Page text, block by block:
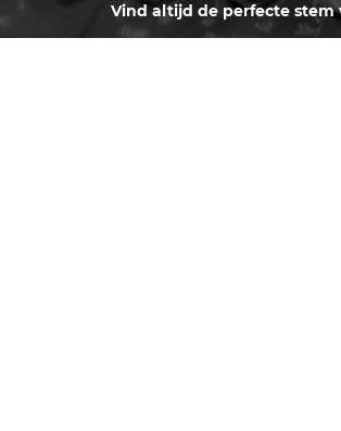
Vind altijd de perfecte stem